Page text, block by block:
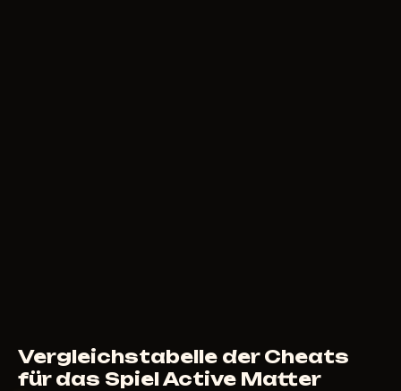
Vergleichstabelle der Cheats
für das Spiel Active Matter